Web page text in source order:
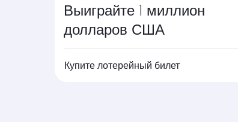
Выиграйте 1 миллион
долларов США
Купите лотерейный билет